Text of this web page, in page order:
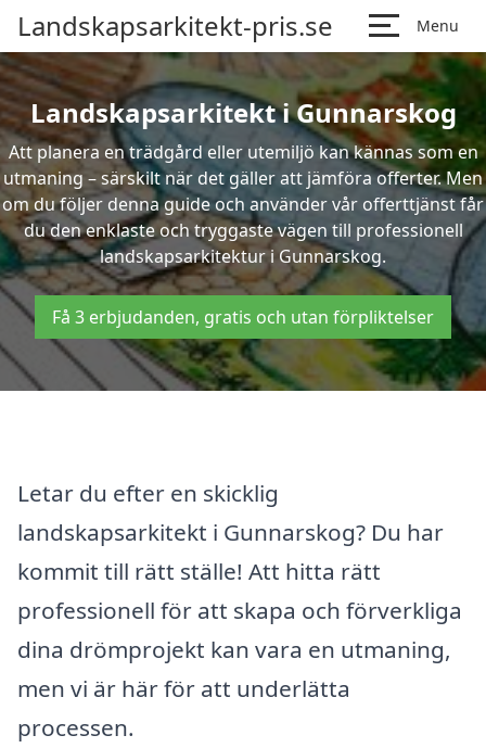
Landskapsarkitekt-pris.se Menu
Landskapsarkitekt i Gunnarskog
Att planera en trädgård eller utemiljö kan kännas som en
utmaning – särskilt när det gäller att jämföra offerter. Men
om du följer denna guide och använder vår offerttjänst får
du den enklaste och tryggaste vägen till professionell
landskapsarkitektur i Gunnarskog.
Få 3 erbjudanden, gratis och utan förpliktelser
Letar du efter en skicklig
landskapsarkitekt i Gunnarskog? Du har
kommit till rätt ställe! Att hitta rätt
professionell för att skapa och förverkliga
dina drömprojekt kan vara en utmaning,
men vi är här för att underlätta
processen.